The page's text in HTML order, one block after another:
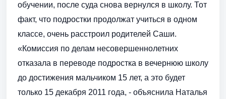
обучении, после суда снова вернулся в школу. Тот
факт, что подростки продолжат учиться в одном
классе, очень расстроил родителей Саши.
«Комиссия по делам несовершеннолетних
отказала в переводе подростка в вечернюю школу
до достижения мальчиком 15 лет, а это будет
только 15 декабря 2011 года, - объяснила Наталья